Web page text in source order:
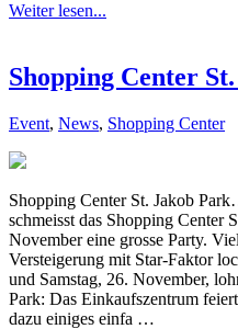
Weiter lesen...
Shopping Center
Event, News, Shopping Center
Shopping Center St. Jakob
schmeisst das Shopping Center
November eine grosse Party.
Versteigerung mit Star-Faktor
und Samstag, 26. November,
Park: Das Einkaufszentrum
dazu einiges einfa …